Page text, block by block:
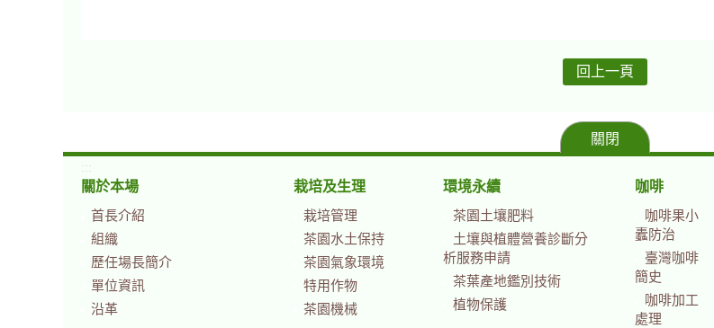
回上一頁
關閉
:::
關於本場
首長介紹
組織
歷任場長簡介
單位資訊
沿革
栽培及生理
栽培管理
茶園水土保持
茶園氣象環境
特用作物
茶園機械
環境永續
茶園土壤肥料
土壤與植體營養診斷分
析服務申請
茶葉產地鑑別技術
植物保護
咖啡
咖啡果小
蠹防治
臺灣咖啡
簡史
咖啡加工
處理